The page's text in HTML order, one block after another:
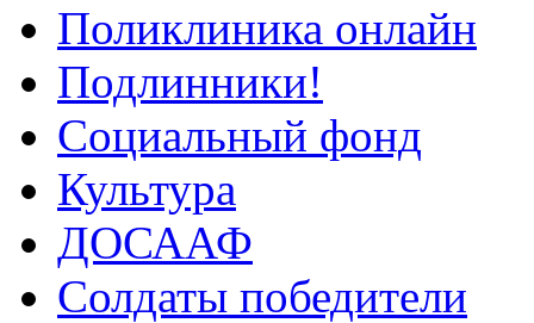
Поликлиника онлайн
Подлинники!
Социальный фонд
Культура
ДОСААФ
Солдаты победители